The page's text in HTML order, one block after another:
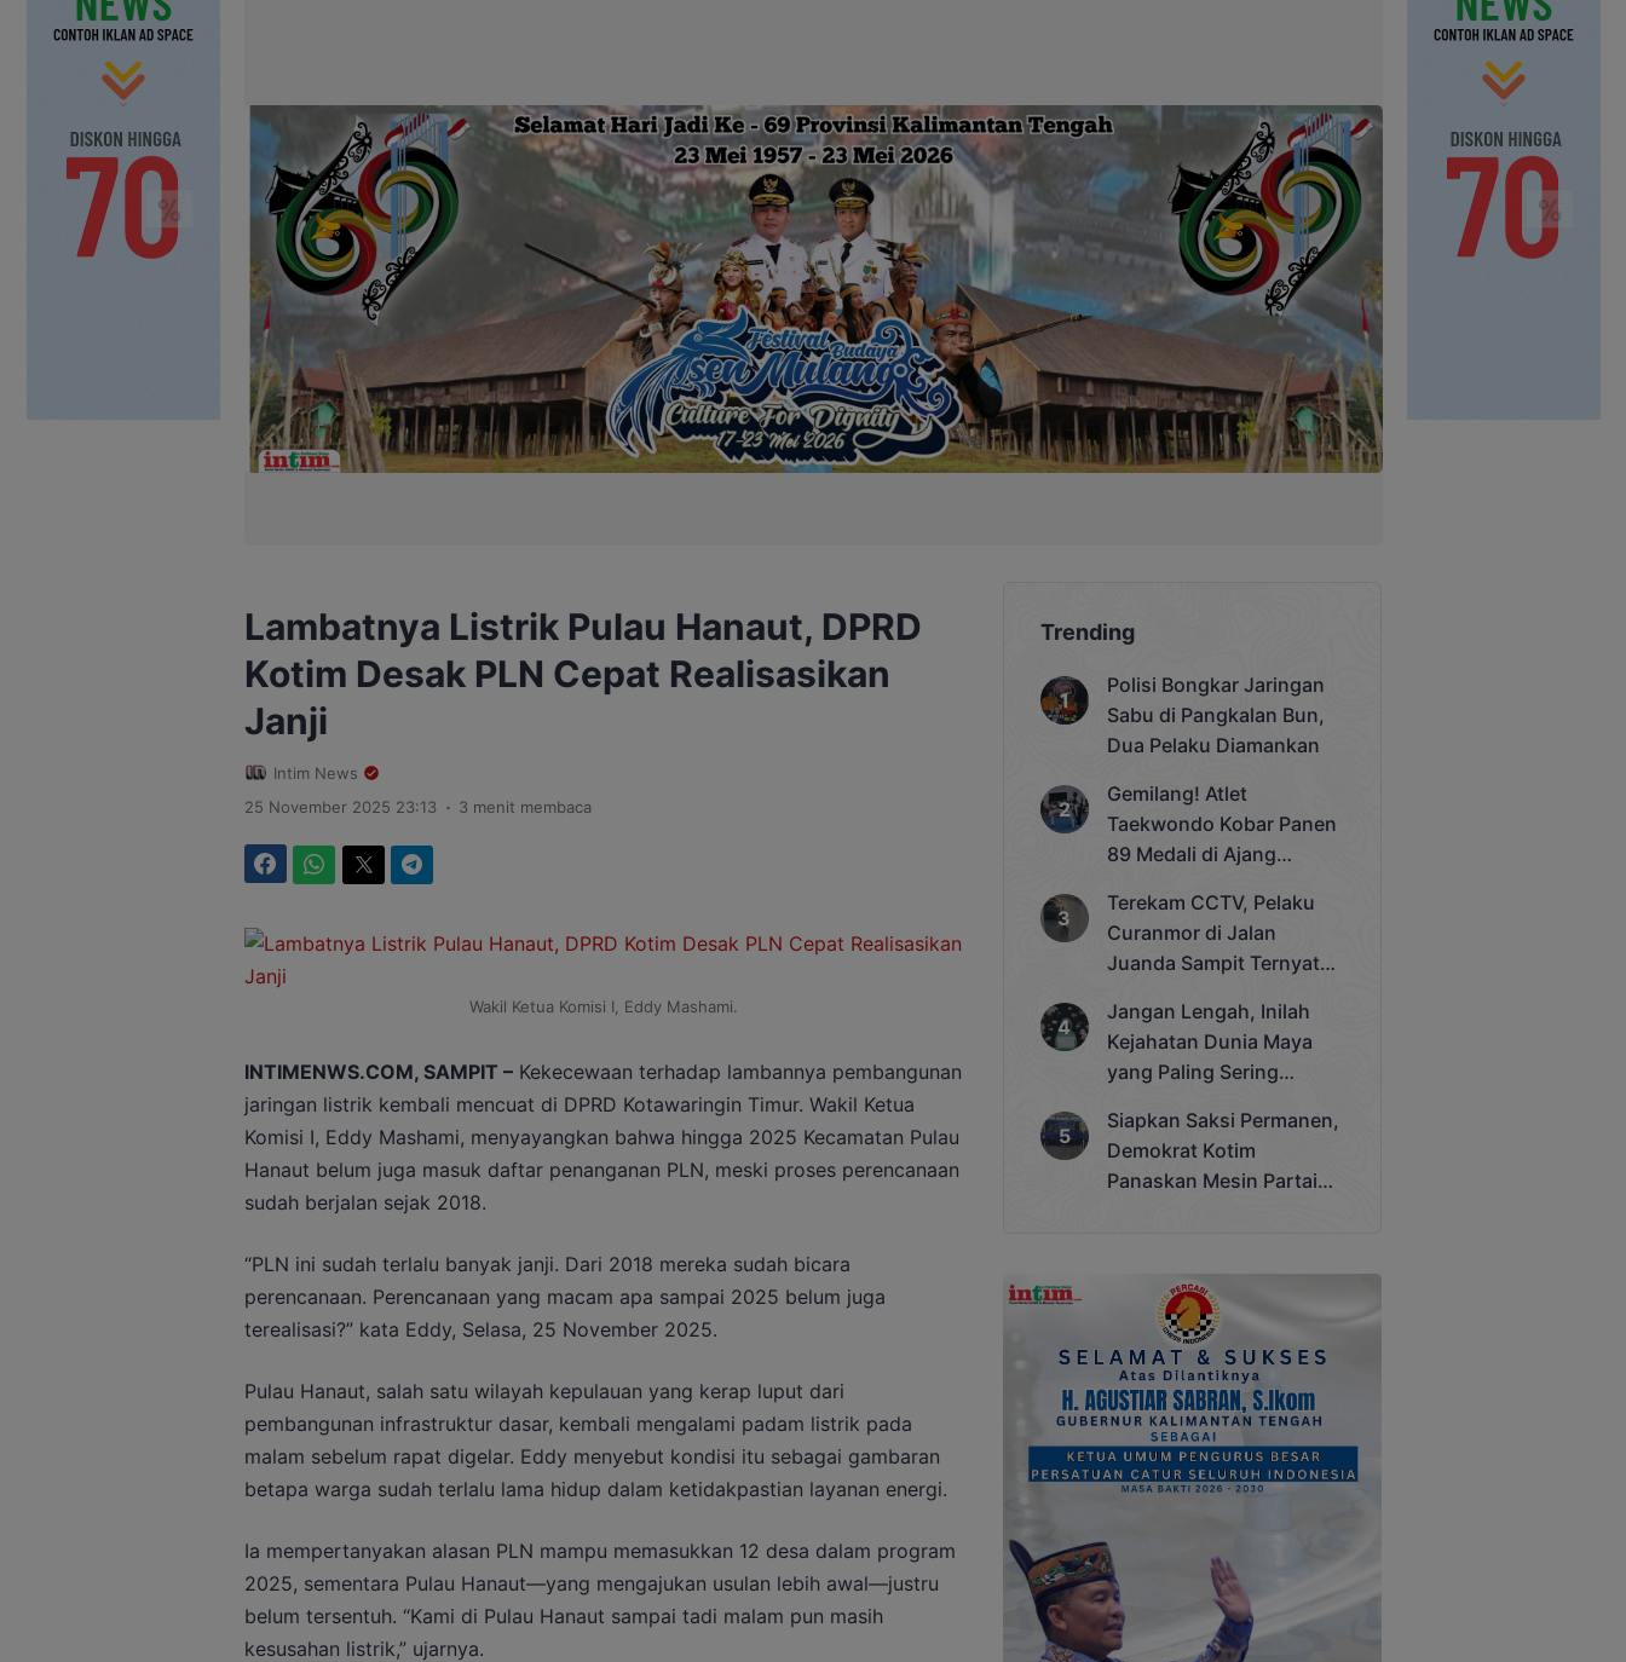
Lambatnya Listrik Pulau Hanaut, DPRD
Kotim Desak PLN Cepat Realisasikan
Janji
Intim News
25 November 2025 23:13 . 3 menit membaca
Wakil Ketua Komisi I, Eddy Mashami.
INTIMENWS.COM, SAMPIT –Kekecewaan terhadap lambannya pembangunan
jaringan listrik kembali mencuat di DPRD Kotawaringin Timur. Wakil Ketua
Komisi I, Eddy Mashami, menyayangkan bahwa hingga 2025 Kecamatan Pulau
Hanaut belum juga masuk daftar penanganan PLN, meski proses perencanaan
sudah berjalan sejak 2018.
“PLN ini sudah terlalu banyak janji. Dari 2018 mereka sudah bicara
perencanaan. Perencanaan yang macam apa sampai 2025 belum juga
terealisasi?” kata Eddy, Selasa, 25 November 2025.
Pulau Hanaut, salah satu wilayah kepulauan yang kerap luput dari
pembangunan infrastruktur dasar, kembali mengalami padam listrik pada
malam sebelum rapat digelar. Eddy menyebut kondisi itu sebagai gambaran
betapa warga sudah terlalu lama hidup dalam ketidakpastian layanan energi.
Ia mempertanyakan alasan PLN mampu memasukkan 12 desa dalam program
2025, sementara Pulau Hanaut—yang mengajukan usulan lebih awal—justru
belum tersentuh. “Kami di Pulau Hanaut sampai tadi malam pun masih
kesusahan listrik,” ujarnya.
Trending
Polisi Bongkar Jaringan
Sabu di Pangkalan Bun,
Dua Pelaku Diamankan
Gemilang! Atlet
Taekwondo Kobar Panen
89 Medali di Ajang
Cup 2025
Terekam CCTV, Pelaku
Curanmor di Jalan
Juanda Sampit Ternyata
Jangan Lengah, Inilah
Kejahatan Dunia Maya
yang Paling Sering
Siapkan Saksi Permanen,
Demokrat Kotim
Panaskan Mesin Partai